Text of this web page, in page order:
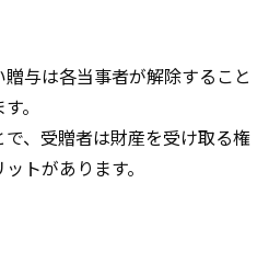
与は各当事者が解除すること
。
、受贈者は財産を受け取る権
トがあります。